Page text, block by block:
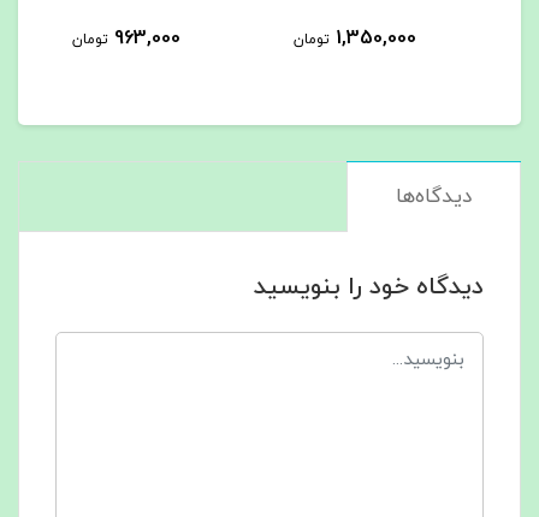
1,350,000 تومان 963,000 تومان
دیدگاه‌ها
دیدگاه خود را بنویسید